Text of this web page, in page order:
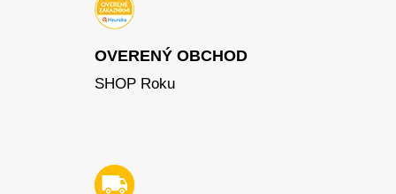
OVERENÝ OBCHOD
SHOP Roku